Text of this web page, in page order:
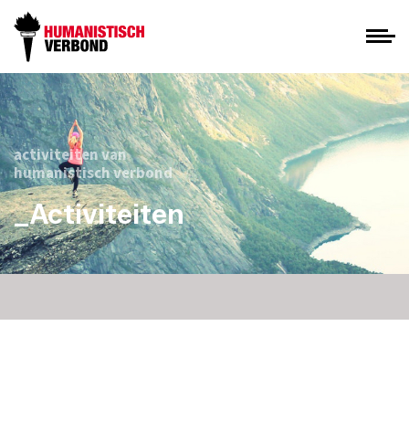
activiteiten van
humanistisch verbond
_Activiteiten